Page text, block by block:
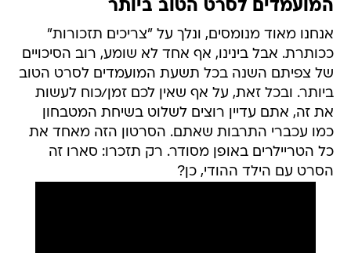
המועמדים לסרט הטוב ביותר
אנחנו מאוד מנומסים, ונלך על "צריכים תזכורות"
ככותרת. אבל בינינו, אף אחד לא שומע, רוב הסיכויים
של צפיתם השנה בכל תשעת המועמדים לסרט הטוב
ביותר. ובכל זאת, על אף שאין לכם זמן/כוח לעשות
את זה, אתם עדיין רוצים לשלוט בשיחת המטבחון
כמו עכברי התרבות שאתם. הסרטון הזה מאחד את
כל הטריילרים באופן מסודר. רק תזכרו: סארו זה
הסרט עם הילד ההודי, כן?